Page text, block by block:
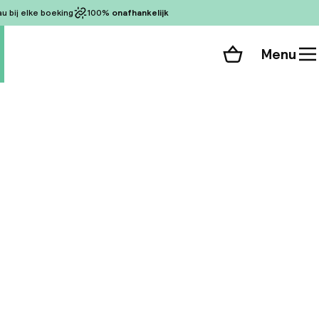
bij elke boeking 100% onafhankelijk
Winkelmand
Menu